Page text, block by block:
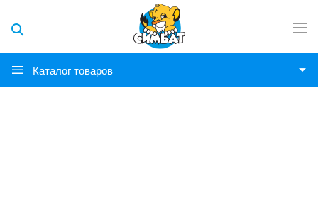
Каталог товаров